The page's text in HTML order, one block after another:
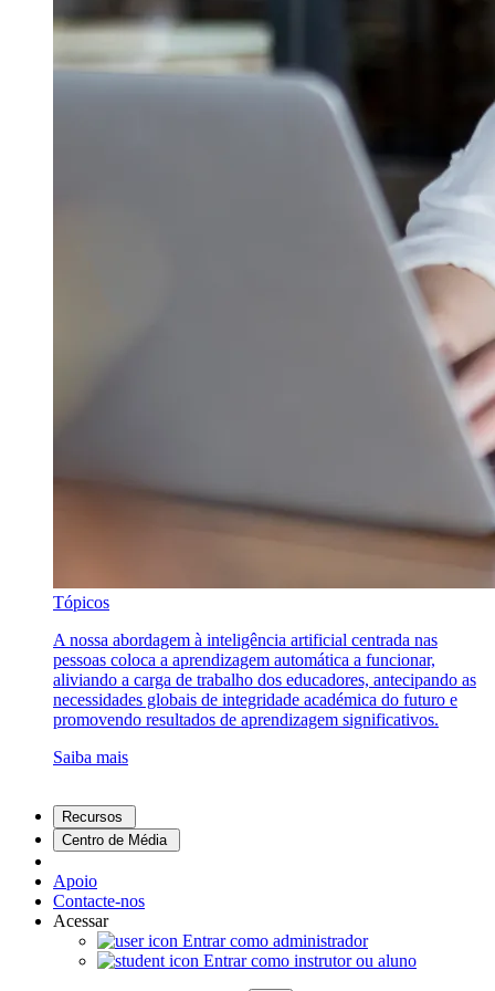
Tópicos
A nossa abordagem à inteligência artificial centrada nas
pessoas coloca a aprendizagem automática a funcionar,
aliviando a carga de trabalho dos educadores, antecipando as
necessidades globais de integridade académica do futuro e
promovendo resultados de aprendizagem significativos.
Saiba mais
Recursos
Centro de Média
Apoio
Contacte-nos
Acessar
Entrar como administrador
Entrar como instrutor ou aluno